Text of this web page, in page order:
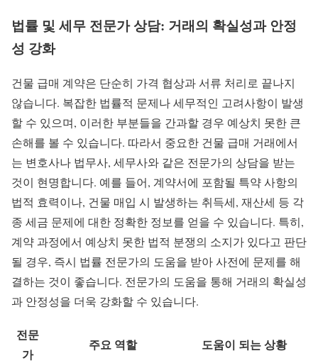
법률 및 세무 전문가 상담: 거래의 확실성과 안정
성 강화
건물 급매 계약은 단순히 가격 협상과 서류 처리로 끝나지
않습니다. 복잡한 법률적 문제나 세무적인 고려사항이 발생
할 수 있으며, 이러한 부분들을 간과할 경우 예상치 못한 큰
손해를 볼 수 있습니다. 따라서 중요한 건물 급매 거래에서
는 변호사나 법무사, 세무사와 같은 전문가의 상담을 받는
것이 현명합니다. 예를 들어, 계약서에 포함될 특약 사항의
법적 효력이나, 건물 매입 시 발생하는 취득세, 재산세 등 각
종 세금 문제에 대한 정확한 정보를 얻을 수 있습니다. 특히,
계약 과정에서 예상치 못한 법적 분쟁의 소지가 있다고 판단
될 경우, 즉시 법률 전문가의 도움을 받아 사전에 문제를 해
결하는 것이 좋습니다. 전문가의 도움을 통해 거래의 확실성
과 안정성을 더욱 강화할 수 있습니다.
전문
가
주요 역할 도움이 되는 상황